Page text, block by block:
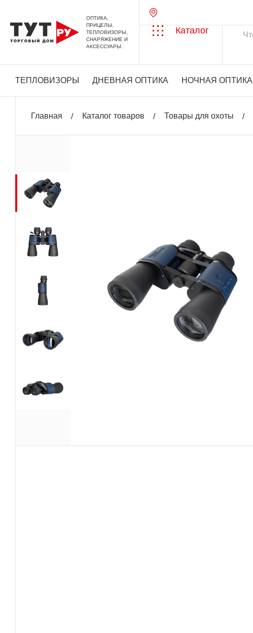
ОПТИКА,
ПРИЦЕЛЫ,
ТЕПЛОВИЗОРЫ,
СНАРЯЖЕНИЕ И
АКСЕССУАРЫ.
Каталог
ТЕПЛОВИЗОРЫ ДНЕВНАЯ ОПТИКА НОЧНАЯ ОПТИКА
Главная Каталог товаров Товары для охоты